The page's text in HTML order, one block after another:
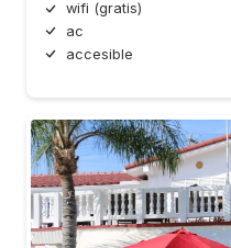
wifi (gratis)
ac
accesible